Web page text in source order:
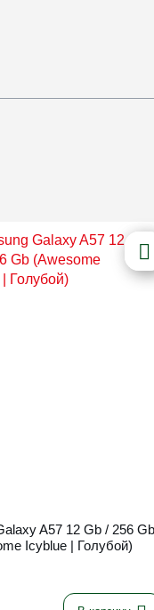
A57 12 Gb / 256 Gb
Icyblue | Голубой)